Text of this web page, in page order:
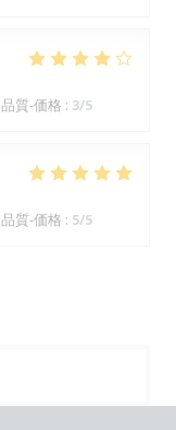
品質-価格 : 3/5
品質-価格 : 5/5